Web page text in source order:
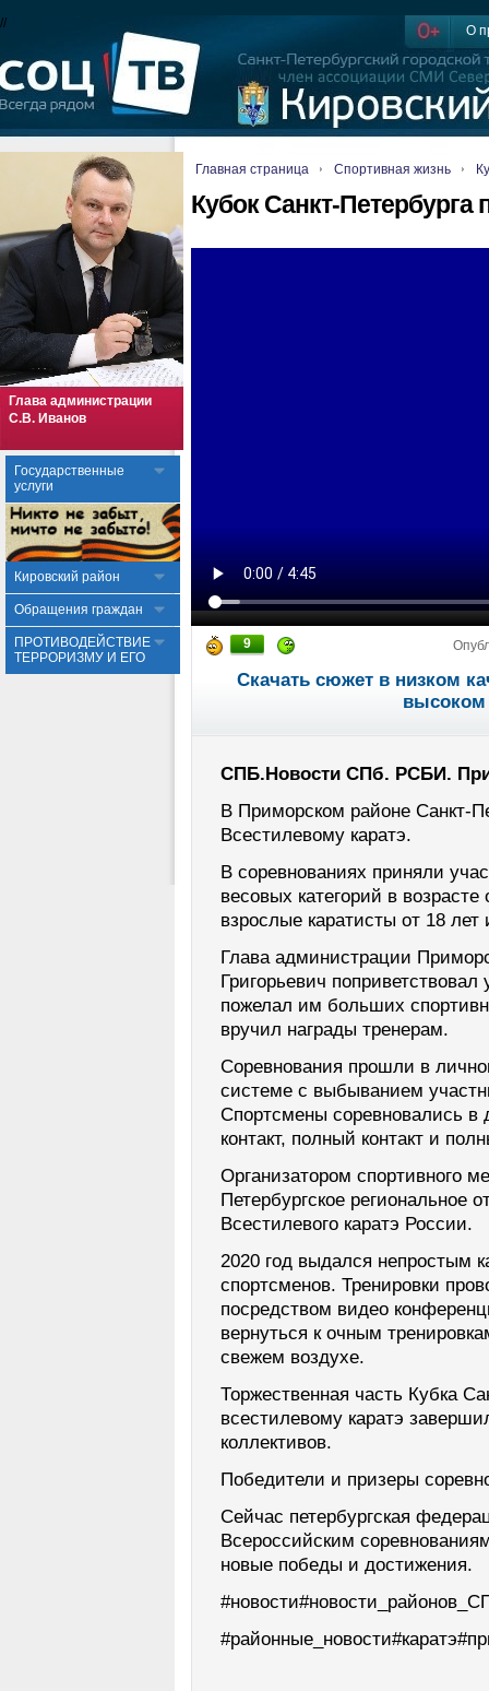
О
//
Глава администрации
С.В. Иванов
Государственные
услуги
Кировский район
Обращения граждан
ПРОТИВОДЕЙСТВИЕ
ТЕРРОРИЗМУ И ЕГО
Главная страница Спортивная жизнь
Кубок Санкт-Петербурга
9
Скачать сюжет в низком
высоком
СПБ.Новости СПб. РСБИ.
В Приморском районе Санкт-
Всестилевому каратэ.
В соревнованиях приняли
весовых категорий в возрасте
взрослые каратисты от 18
Глава администрации
Григорьевич
пожелал им больших
вручил награды тренерам.
Соревнования прошли в
системе с выбыванием
Спортсмены соревновались в
контакт, полный контакт и
Организатором спортивного
Петербургское региональное
Всестилевого каратэ России.
2020 год выдался непростым
спортсменов. Тренировки
посредством видео
вернуться к очным
свежем воздухе.
Торжественная часть Кубка
всестилевому каратэ
коллективов.
Победители и призеры
Сейчас петербургская
Всероссийским
новые победы и достижения.